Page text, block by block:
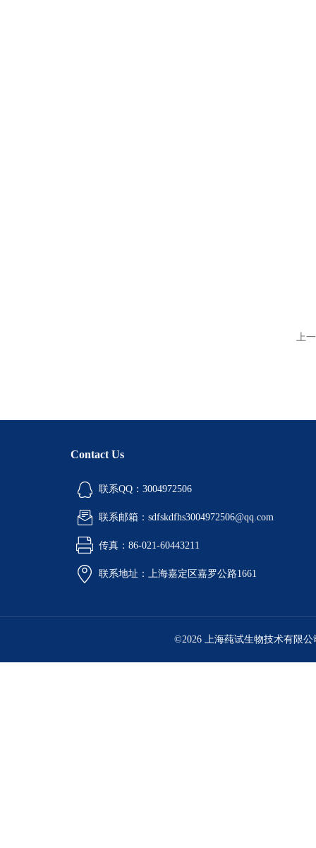
上
Contact Us
联系QQ：3004972506
联系邮箱：sdfskdfhs3004972506@qq.com
传真：86-021-60443211
联系地址：上海嘉定区嘉罗公路1661
©2026 上海莼试生物技术有限